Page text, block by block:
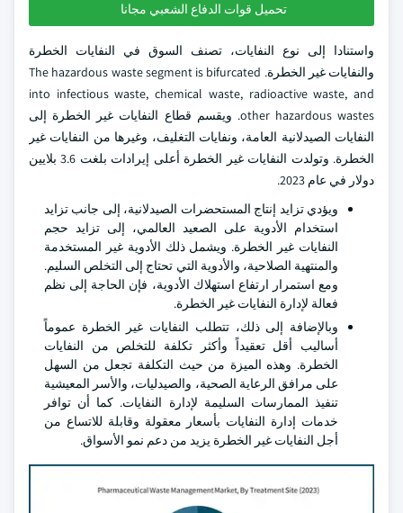
تحميل قوات الدفاع الشعبي مجانا
واستنادا إلى نوع النفايات، تصنف السوق في النفايات الخطرة
والنفايات غير الخطرة. The hazardous waste segment is bifurcated
into infectious waste, chemical waste, radioactive waste, and
other hazardous wastes. ويقسم قطاع النفايات غير الخطرة إلى
النفايات الصيدلانية العامة، ونفايات التغليف، وغيرها من النفايات غير
الخطرة. وتولدت النفايات غير الخطرة أعلى إيرادات بلغت 3.6 بلايين
دولار في عام 2023.
ويؤدي تزايد إنتاج المستحضرات الصيدلانية، إلى جانب تزايد
استخدام الأدوية على الصعيد العالمي، إلى تزايد حجم
النفايات غير الخطرة. ويشمل ذلك الأدوية غير المستخدمة
والمنتهية الصلاحية، والأدوية التي تحتاج إلى التخلص السليم.
ومع استمرار ارتفاع استهلاك الأدوية، فإن الحاجة إلى نظم
فعالة لإدارة النفايات غير الخطرة.
وبالإضافة إلى ذلك، تتطلب النفايات غير الخطرة عموماً
أساليب أقل تعقيداً وأكثر تكلفة للتخلص من النفايات
الخطرة. وهذه الميزة من حيث التكلفة تجعل من السهل
على مرافق الرعاية الصحية، والصيدليات، والأسر المعيشية
تنفيذ الممارسات السليمة لإدارة النفايات. كما أن توافر
خدمات إدارة النفايات بأسعار معقولة وقابلة للاتساع من
أجل النفايات غير الخطرة يزيد من دعم نمو الأسواق.